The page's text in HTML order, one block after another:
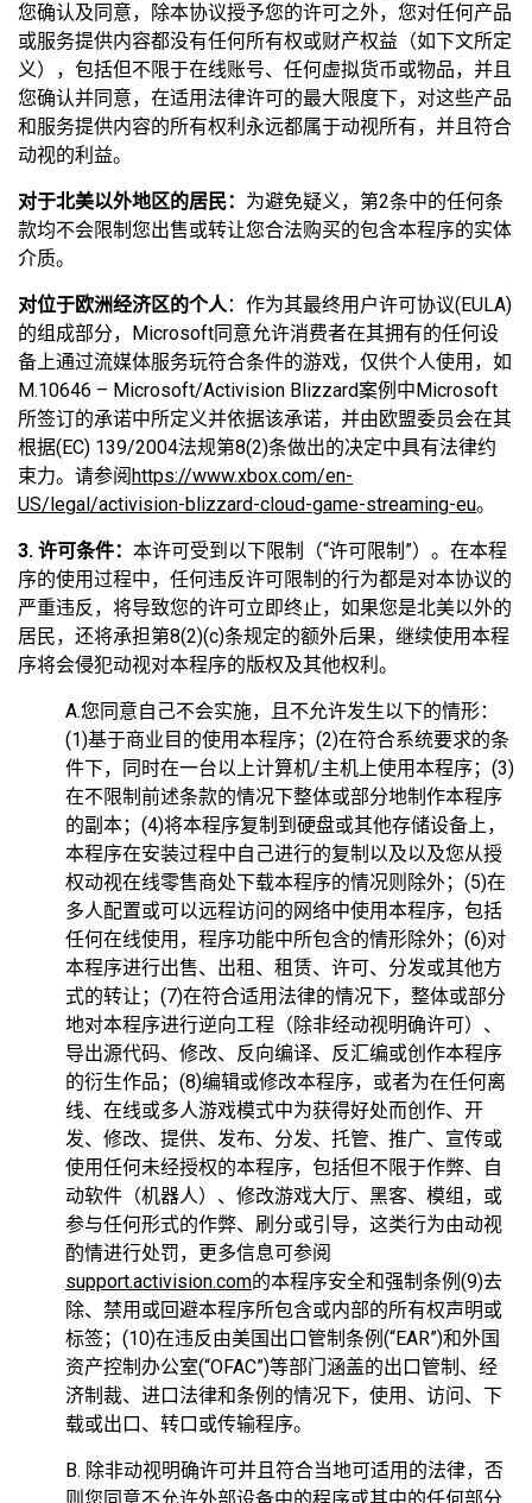
您确认及同意，除本协议授予您的许可之外，您对任何产品
或服务提供内容都没有任何所有权或财产权益（如下文所定
义），包括但不限于在线账号、任何虚拟货币或物品，并且
您确认并同意，在适用法律许可的最大限度下，对这些产品
和服务提供内容的所有权利永远都属于动视所有，并且符合
动视的利益。
对于北美以外地区的居民： 为避免疑义，第2条中的任何条
款均不会限制您出售或转让您合法购买的包含本程序的实体
介质。
对位于欧洲经济区的个人：作为其最终用户许可协议(EULA)
的组成部分，Microsoft同意允许消费者在其拥有的任何设
备上通过流媒体服务玩符合条件的游戏，仅供个人使用，如
M.10646 – Microsoft/Activision Blizzard案例中Microsoft
所签订的承诺中所定义并依据该承诺，并由欧盟委员会在其
根据(EC) 139/2004法规第8(2)条做出的决定中具有法律约
束力。请参阅https://www.xbox.com/en-
US/legal/activision-blizzard-cloud-game-streaming-eu。
3. 许可条件： 本许可受到以下限制（“许可限制”）。在本程
序的使用过程中，任何违反许可限制的行为都是对本协议的
严重违反，将导致您的许可立即终止，如果您是北美以外的
居民，还将承担第8(2)(c)条规定的额外后果，继续使用本程
序将会侵犯动视对本程序的版权及其他权利。
A.您同意自己不会实施，且不允许发生以下的情形：
(1)基于商业目的使用本程序；(2)在符合系统要求的条
件下，同时在一台以上计算机/主机上使用本程序；(3)
在不限制前述条款的情况下整体或部分地制作本程序
的副本；(4)将本程序复制到硬盘或其他存储设备上，
本程序在安装过程中自己进行的复制以及以及您从授
权动视在线零售商处下载本程序的情况则除外；(5)在
多人配置或可以远程访问的网络中使用本程序，包括
任何在线使用，程序功能中所包含的情形除外；(6)对
本程序进行出售、出租、租赁、许可、分发或其他方
式的转让；(7)在符合适用法律的情况下，整体或部分
地对本程序进行逆向工程（除非经动视明确许可）、
导出源代码、修改、反向编译、反汇编或创作本程序
的衍生作品；(8)编辑或修改本程序，或者为在任何离
线、在线或多人游戏模式中为获得好处而创作、开
发、修改、提供、发布、分发、托管、推广、宣传或
使用任何未经授权的本程序，包括但不限于作弊、自
动软件（机器人）、修改游戏大厅、黑客、模组，或
参与任何形式的作弊、刷分或引导，这类行为由动视
酌情进行处罚，更多信息可参阅
support.activision.com的本程序安全和强制条例(9)去
除、禁用或回避本程序所包含或内部的所有权声明或
标签；(10)在违反由美国出口管制条例(“EAR”)和外国
资产控制办公室(“OFAC”)等部门涵盖的出口管制、经
济制裁、进口法律和条例的情况下，使用、访问、下
载或出口、转口或传输程序。
B. 除非动视明确许可并且符合当地可适用的法律，否